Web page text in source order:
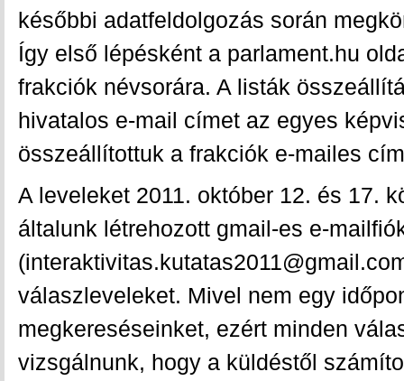
későbbi adatfeldolgozás során
Így első lépésként a parlament.hu
frakciók névsorára. A listák
hivatalos e-mail címet az egyes
összeállítottuk a frakciók e-mailes
A leveleket 2011. október 12. és 17.
általunk létrehozott gmail-es e-
válaszleveleket. Mivel nem egy
megkereséseinket, ezért minden
vizsgálnunk, hogy a küldéstől